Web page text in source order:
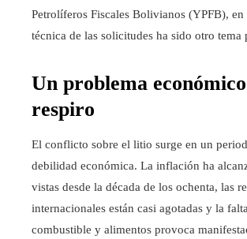
Petrolíferos Fiscales Bolivianos (YPFB),
técnica de las solicitudes ha sido otro tema
Un problema
respiro
El conflicto sobre el litio surge en un
debilidad económica. La inflación ha
vistas desde la década de los ochenta, las
internacionales están casi agotadas y la
combustible y alimentos provoca